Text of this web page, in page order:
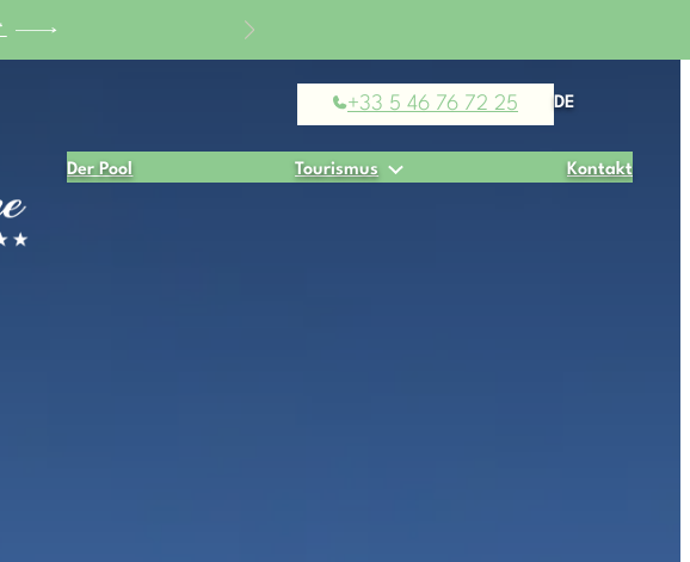
mit 25 % Rabatt
+33 5 46 76 72 25 DE
Der Pool Tourismus Kontakt